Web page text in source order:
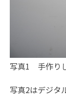
写真1 手作り
写真2はデジタ